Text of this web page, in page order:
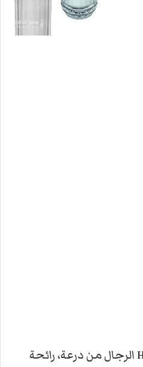
عطر هابينيس Happiness الرجال من درعة، رائحة